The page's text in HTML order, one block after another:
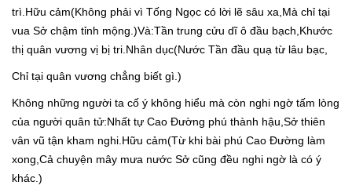
trì.Hữu cảm(Không phải vì Tống Ngọc có lời lẽ sâu xa,Mà chỉ tại
vua Sở chậm tỉnh mộng.)Và:Tần trung cửu dĩ ô đầu bạch,Khước
thị quân vương vị bị tri.Nhân dục(Nước Tần đầu quạ từ lâu bạc,
Chỉ tại quân vương chẳng biết gì.)
Không những người ta cố ý không hiểu mà còn nghi ngờ tấm lòng
của người quân tử:Nhất tự Cao Đường phú thành hậu,Sở thiên
vân vũ tận kham nghi.Hữu cảm(Từ khi bài phú Cao Đường làm
xong,Cả chuyện mây mưa nước Sở cũng đều nghi ngờ là có ý
khác.)